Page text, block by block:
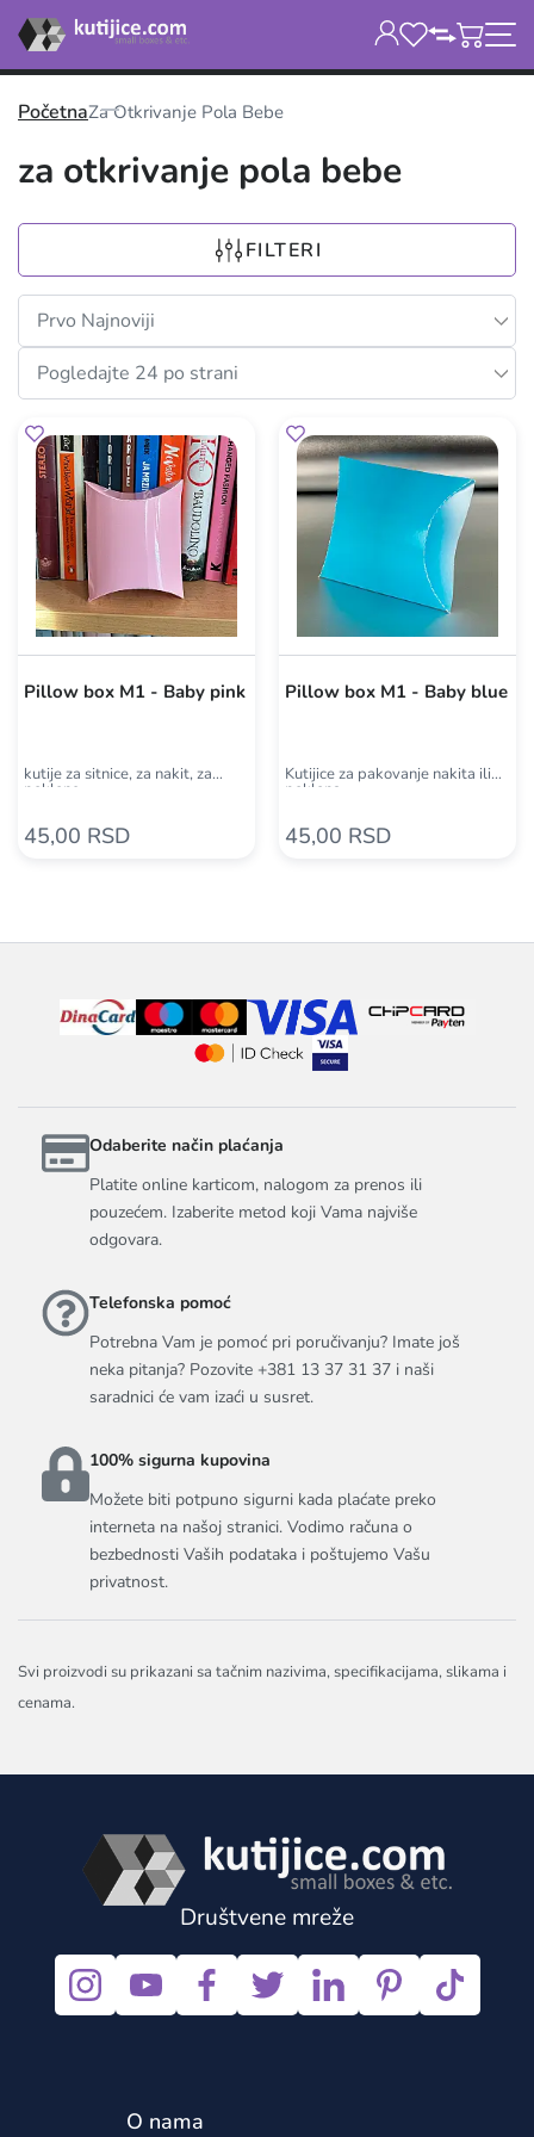
PočetnaZa Otkrivanje Pola Bebe
za otkrivanje pola bebe
FILTERI
Pillow box M1 - Baby pink
kutije za sitnice, za nakit, za
poklone
45,00 RSD
Pillow box M1 - Baby blue
Kutijice za pakovanje nakita ili
poklona
45,00 RSD
Odaberite način plaćanja
Platite online karticom, nalogom za prenos ili
pouzećem. Izaberite metod koji Vama najviše
odgovara.
Telefonska pomoć
Potrebna Vam je pomoć pri poručivanju? Imate još
neka pitanja? Pozovite +381 13 37 31 37 i naši
saradnici će vam izaći u susret.
100% sigurna kupovina
Možete biti potpuno sigurni kada plaćate preko
interneta na našoj stranici. Vodimo računa o
bezbednosti Vaših podataka i poštujemo Vašu
privatnost.
Svi proizvodi su prikazani sa tačnim nazivima, specifikacijama, slikama i
cenama.
Društvene mreže
O nama